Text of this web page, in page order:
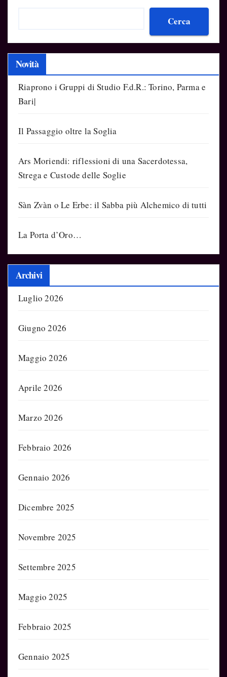
Cerca
Novità
Riaprono i Gruppi di Studio F.d.R.: Torino, Parma e
Bari|
Il Passaggio oltre la Soglia
Ars Moriendi: riflessioni di una Sacerdotessa,
Strega e Custode delle Soglie
Sàn Zvàn o Le Erbe: il Sabba più Alchemico di tutti
La Porta d’Oro…
Archivi
Luglio 2026
Giugno 2026
Maggio 2026
Aprile 2026
Marzo 2026
Febbraio 2026
Gennaio 2026
Dicembre 2025
Novembre 2025
Settembre 2025
Maggio 2025
Febbraio 2025
Gennaio 2025